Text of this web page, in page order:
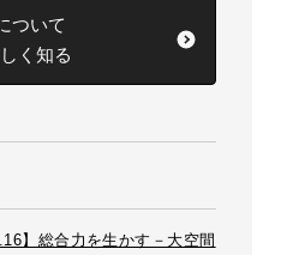
ついて
く知る
】総合力を生かす－大空間